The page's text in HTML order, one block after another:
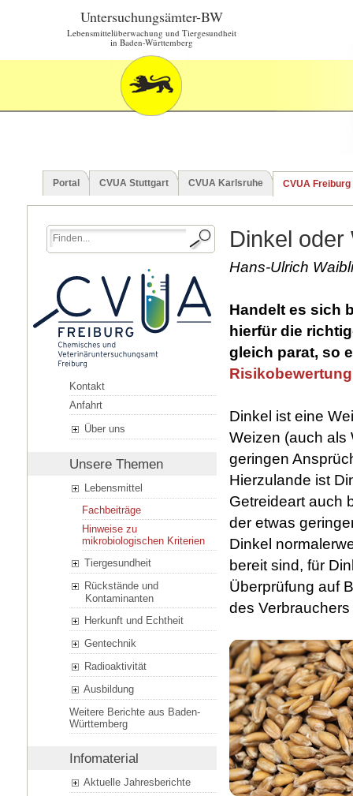
Untersuchungsämter-BW
Lebensmittelüberwachung und Tiergesundheit
in Baden-Württemberg
Portal CVUA Stuttgart CVUA Karlsruhe CVUA Freiburg
Kontakt
Anfahrt
Über uns
Unsere Themen
Lebensmittel
Fachbeiträge
Hinweise zu
mikrobiologischen Kriterien
Tiergesundheit
Rückstände und
Kontaminanten
Herkunft und Echtheit
Gentechnik
Radioaktivität
Ausbildung
Weitere Berichte aus Baden-
Württemberg
Infomaterial
Aktuelle Jahresberichte
Dinkel oder
Hans-Ulrich
Handelt es sich
hierfür die
gleich parat, so
Dinkel ist eine
Weizen (auch als
geringen
Hierzulande ist
Getreideart auch
der etwas
Dinkel
bereit sind, für
Überprüfung auf
des